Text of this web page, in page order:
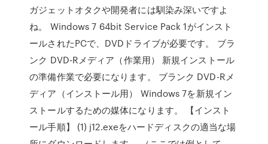
ガジェットオタクや開発者には馴染み深いですよ
ね。 Windows 7 64bit Service Pack 1がインスト
ールされたPCで、DVDドライブが必要です。 ブラ
ンク DVD-Rメディア（作業用） 新規インストール
の準備作業で必要になります。 ブランク DVD-Rメ
ディア（インストール用） Windows 7を新規イン
ストールするための媒体になります。 【インスト
ール手順】 (1) j12.exeをハードディスクの適当な場